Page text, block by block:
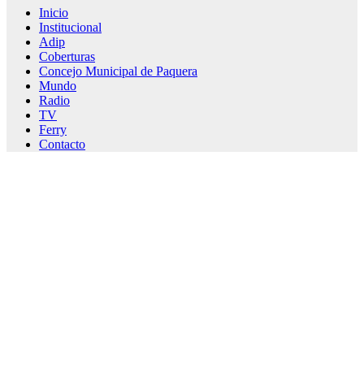
Inicio
Institucional
Adip
Coberturas
Concejo Municipal de Paquera
Mundo
Radio
TV
Ferry
Contacto